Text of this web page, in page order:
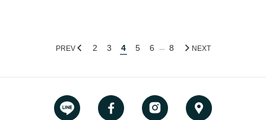
PREV 2 3 4 5 6 ... 8 NEXT